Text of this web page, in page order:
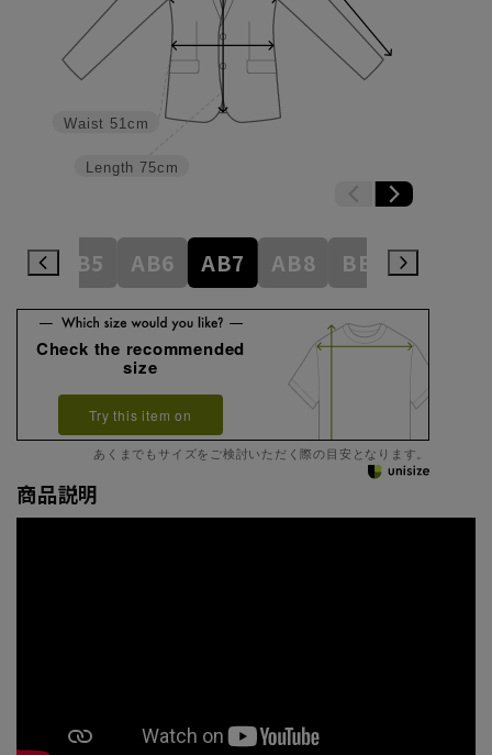
Length 75cm
Waist 51cm
AB5 AB6 AB7 AB8 BE3 BE4
Check the recommended
size
Try this item on
あくまでもサイズをご検討いただく際の目安となります。
商品説明